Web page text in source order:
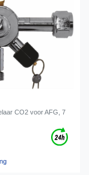
CO2 voor AFG, 7